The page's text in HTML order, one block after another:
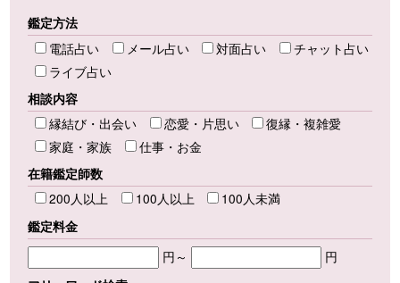
鑑定方法
電話占い
メール占い 対面占い
チャット占い
ライブ占い
相談内容
縁結び・出会い
恋愛・片思い
復縁・複雑愛
家庭・家族
仕事・お金
在籍鑑定師数
200人以上
100人以上
100人未満
鑑定料金
円～
円